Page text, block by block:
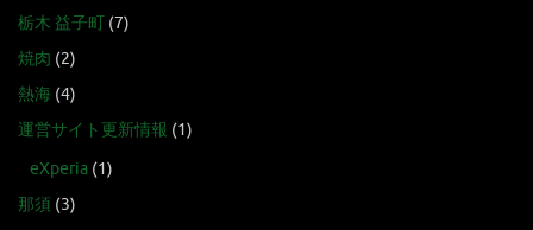
栃木 益子町 (7)
焼肉 (2)
熱海 (4)
運営サイト更新情報 (1)
eXperia (1)
那須 (3)